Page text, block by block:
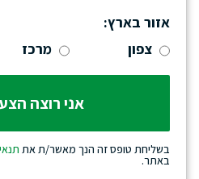
אזור בארץ:
צפון
מרכז
בשליחת טופס זה הנך מאשר/ת את
באתר.